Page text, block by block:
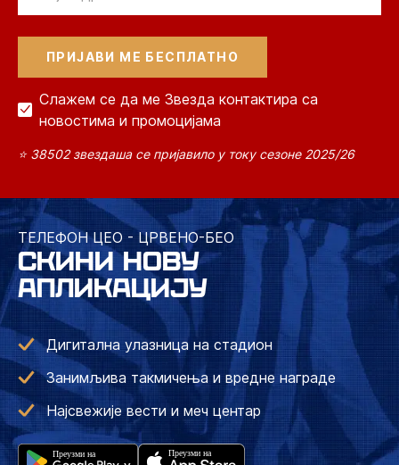
Слажем се да ме Звезда контактира са
новостима и промоцијама
⭐ 38502 звездаша се пријавило у току сезоне 2025/26
ТЕЛЕФОН ЦЕО - ЦРВЕНО-БЕО
СКИНИ НОВУ
АПЛИКАЦИЈУ
Дигитална улазница на стадион
Занимљива такмичења и вредне награде
Најсвежије вести и меч центар